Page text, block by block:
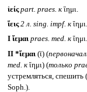
ἱείς part. praes. кἵημι.
ἵεις 2 л. sing. impf. кἵημι.
I ἵεμαι praes. med. кἵημι.
II *ἵεμαι (ῑ) (
med. кἵημι) (только
устремляться, спешить
Soph.).